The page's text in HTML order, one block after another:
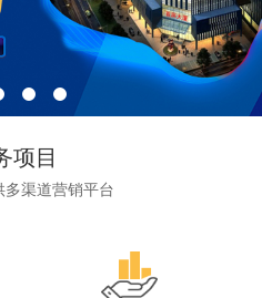
项目
多渠道营销平台